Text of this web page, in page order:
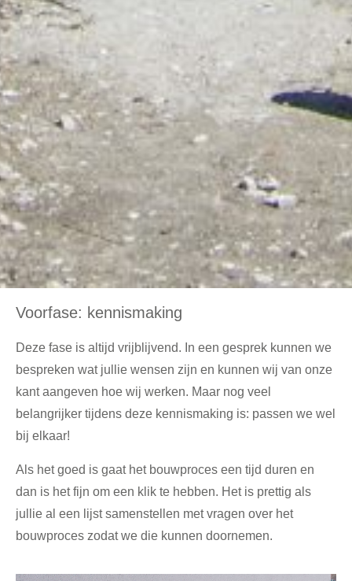
Voorfase: kennismaking
Deze fase is altijd vrijblijvend. In een gesprek kunnen we
bespreken wat jullie wensen zijn en kunnen wij van onze
kant aangeven hoe wij werken. Maar nog veel
belangrijker tijdens deze kennismaking is: passen we wel
bij elkaar!
Als het goed is gaat het bouwproces een tijd duren en
dan is het fijn om een klik te hebben. Het is prettig als
jullie al een lijst samenstellen met vragen over het
bouwproces zodat we die kunnen doornemen.